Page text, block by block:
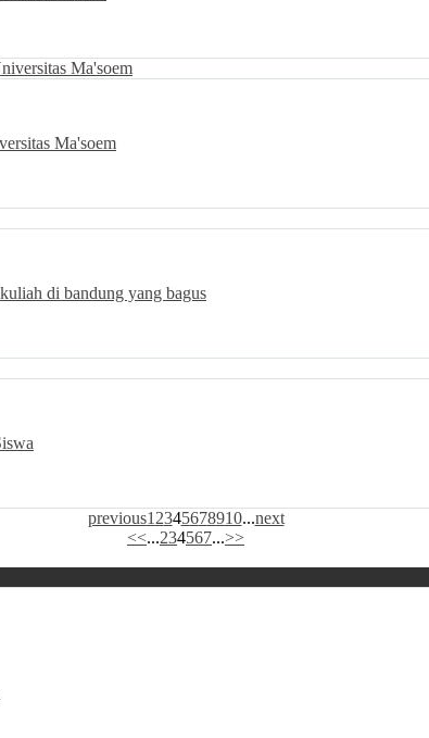
Ma'soem
di bandung yang bagus
previous1 2345678910...next
<<...234567...>>